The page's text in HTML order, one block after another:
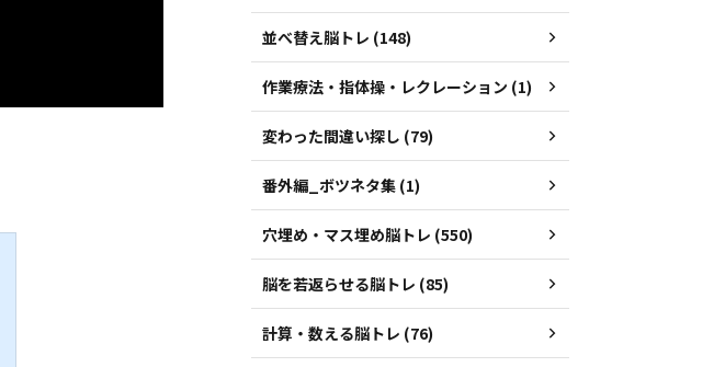
並べ替え脳トレ (148)
作業療法・指体操・レクレーション (1)
変わった間違い探し (79)
番外編_ボツネタ集 (1)
穴埋め・マス埋め脳トレ (550)
脳を若返らせる脳トレ (85)
計算・数える脳トレ (76)